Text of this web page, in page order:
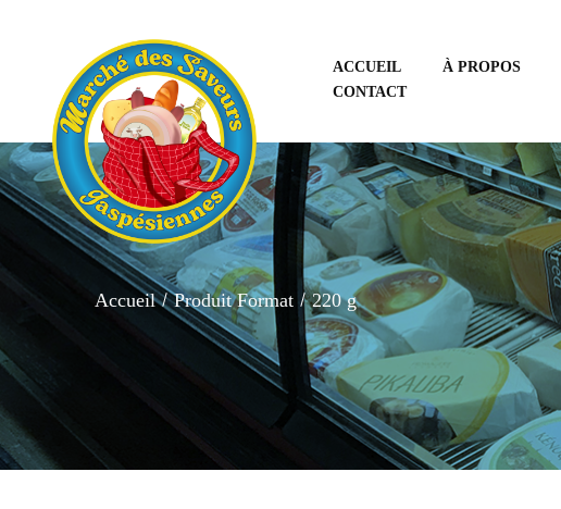
ACCUEIL À PROPOS
CONTACT
Accueil Produit Format 220 g